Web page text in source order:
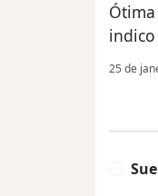
25 de